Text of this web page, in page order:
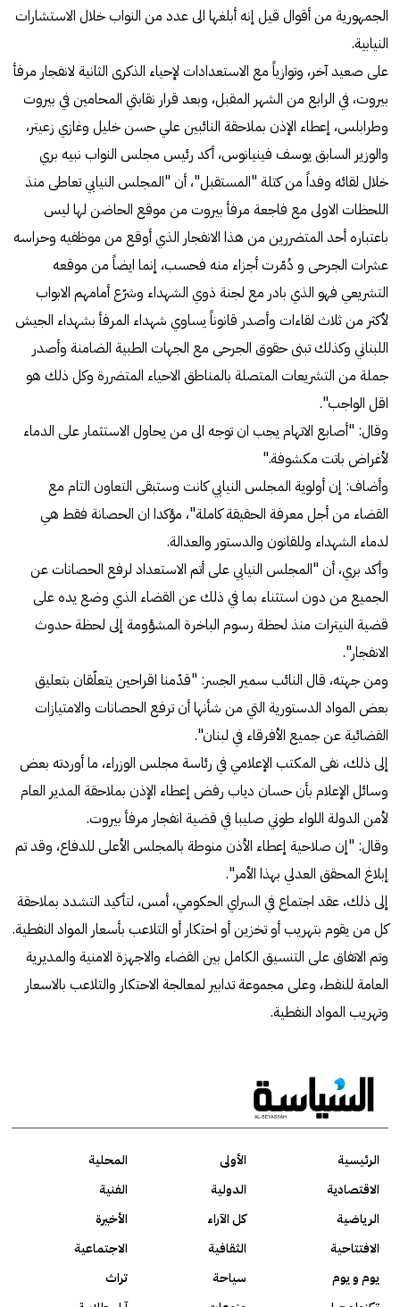
الجمهورية من أقوال قيل إنه أبلغها الى عدد من النواب خلال الاستشارات
النيابية.
على صعيد آخر، وتوازياً مع الاستعدادات لإحياء الذكرى الثانية لانفجار مرفأ
بيروت، في الرابع من الشهر المقبل، وبعد قرار نقابتي المحامين في بيروت
وطرابلس، إعطاء الإذن بملاحقة النائبين علي حسن خليل وغازي زعيتر،
والوزير السابق يوسف فينيانوس، أكد رئيس مجلس النواب نبيه بري
خلال لقائه وفداً من كتلة "المستقبل"، أن "المجلس النيابي تعاطى منذ
اللحظات الاولى مع فاجعة مرفأ بيروت من موقع الحاضن لها ليس
باعتباره أحد المتضررين من هذا الانفجار الذي أوقع من موظفيه وحراسه
عشرات الجرحى و دُمّرت أجزاء منه فحسب، إنما ايضاً من موقعه
التشريعي فهو الذي بادر مع لجنة ذوي الشهداء وشرّع أمامهم الابواب
لأكثر من ثلاث لقاءات وأصدر قانوناً يساوي شهداء المرفأ بشهداء الجيش
اللبناني وكذلك تبنى حقوق الجرحى مع الجهات الطبية الضامنة وأصدر
جملة من التشريعات المتصلة بالمناطق الاحياء المتضررة وكل ذلك هو
اقل الواجب".
وقال: "أصابع الاتهام يجب ان توجه الى من يحاول الاستثمار على الدماء
لأغراض باتت مكشوفة."
وأضاف: إن أولوية المجلس النيابي كانت وستبقى التعاون التام مع
القضاء من أجل معرفة الحقيقة كاملة"، مؤكدا ان الحصانة فقط هي
لدماء الشهداء وللقانون والدستور والعدالة.
وأكد بري، أن "المجلس النيابي على أتم الاستعداد لرفع الحصانات عن
الجميع من دون استثناء بما في ذلك عن القضاء الذي وضع يده على
قضية النيترات منذ لحظة رسوم الباخرة المشؤومة إلى لحظة حدوث
الانفجار".
ومن جهته، قال النائب سمير الجسر: "قدّمنا اقراحين يتعلّقان بتعليق
بعض المواد الدستورية التي من شأنها أن ترفع الحصانات والامتيازات
القضائية عن جميع الأفرقاء في لبنان".
إلى ذلك، نفى المكتب الإعلامي في رئاسة مجلس الوزراء، ما أوردته بعض
وسائل الإعلام بأن حسان دياب رفض إعطاء الإذن بملاحقة المدير العام
لأمن الدولة اللواء طوني صليبا في قضية انفجار مرفأ بيروت.
وقال: "إن صلاحية إعطاء الأذن منوطة بالمجلس الأعلى للدفاع، وقد تم
إبلاغ المحقق العدلي بهذا الأمر".
إلى ذلك، عقد اجتماع في السراي الحكومي، أمس، لتأكيد التشدد بملاحقة
كل من يقوم بتهريب أو تخزين أو احتكار أو التلاعب بأسعار المواد النفطية.
وتم الاتفاق على التنسيق الكامل بين القضاء والاجهزة الامنية والمديرية
العامة للنفط، وعلى مجموعة تدابير لمعالجة الاحتكار والتلاعب بالاسعار
وتهريب المواد النفطية.
الرئيسية الأولى
المحلية
الاقتصادية
الدولية
الفنية
الرياضية
كل الآراء
الأخيرة
الافتتاحية
الثقافية
الاجتماعية
يوم و يوم
سياحة
تراث